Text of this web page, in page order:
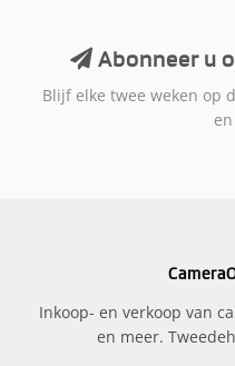
Abonneer u
Blijf elke twee weken op
Inkoop- en verkoop van
en meer.